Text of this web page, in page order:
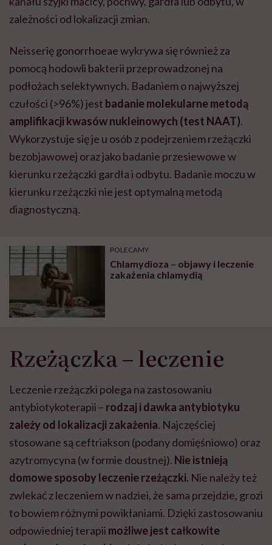
zależności od lokalizacji zmian.
Neisserię gonorrhoeae wykrywa się również za
pomocą hodowli bakterii przeprowadzonej na
podłożach selektywnych. Badaniem o najwyższej
czułości (>96%) jest badanie molekularne metodą
amplifikacji kwasów nukleinowych (test NAAT).
Wykorzystuje się je u osób z podejrzeniem rzeżączki
bezobjawowej oraz jako badanie przesiewowe w
kierunku rzeżączki gardła i odbytu. Badanie moczu w
kierunku rzeżączki nie jest optymalną metodą
diagnostyczną.
POLECAMY
Chlamydioza – objawy i leczenie
zakażenia chlamydią
Rzeżączka – leczenie
Leczenie rzeżączki polega na zastosowaniu
antybiotykoterapii – rodzaj i dawka antybiotyku
zależy od lokalizacji zakażenia. Najczęściej
stosowane są ceftriakson (podany domięśniowo) oraz
azytromycyna (w formie doustnej). Nie istnieją
domowe sposoby leczenie rzeżączki. Nie należy też
zwlekać z leczeniem w nadziei, że sama przejdzie, grozi
to bowiem różnymi powikłaniami. Dzięki zastosowaniu
odpowiedniej terapii możliwe jest całkowite